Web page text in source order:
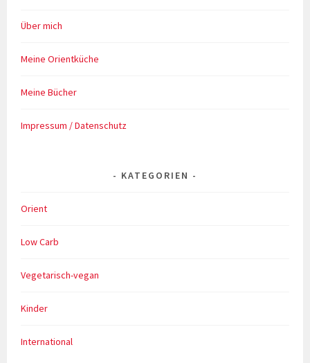
Über mich
Meine Orientküche
Meine Bücher
Impressum / Datenschutz
KATEGORIEN
Orient
Low Carb
Vegetarisch-vegan
Kinder
International